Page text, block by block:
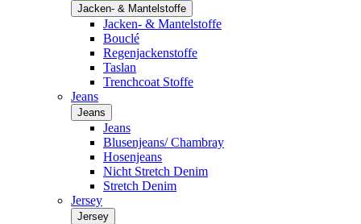
Jacken- & Mantelstoffe
Jacken- & Mantelstoffe
Bouclé
Regenjackenstoffe
Taslan
Trenchcoat Stoffe
Jeans
Jeans
Jeans
Blusenjeans/ Chambray
Hosenjeans
Nicht Stretch Denim
Stretch Denim
Jersey
Jersey